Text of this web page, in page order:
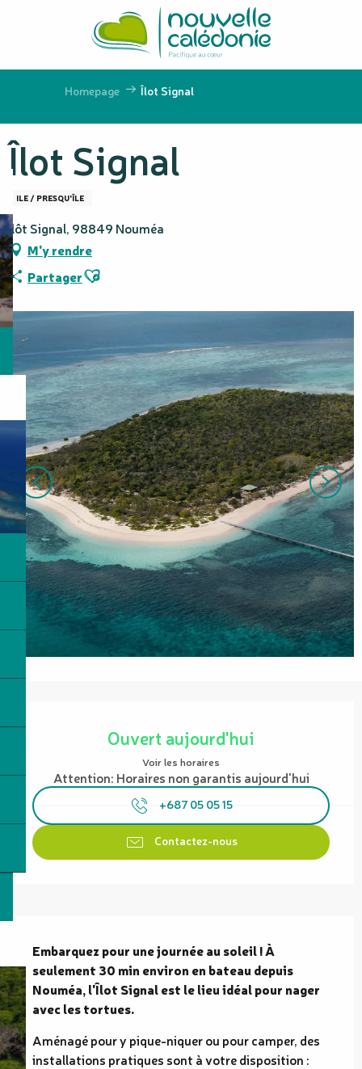
principal
Homepage Îlot Signal
Îlot Signal
ILE / PRESQU'ÎLE
ilôt Signal, 98849 Nouméa
M'y rendre
PartagerAjouter aux favoris
Ouvert aujourd'hui
Voir les horaires
Attention: Horaires non garantis aujourd'hui
+687 05 05 15
Contactez-nous
Description
Embarquez pour une journée au soleil ! À
seulement 30 min environ en bateau depuis
Nouméa, l'Îlot Signal est le lieu idéal pour nager
avec les tortues.
Aménagé pour y pique-niquer ou pour camper, des
installations pratiques sont à votre disposition :